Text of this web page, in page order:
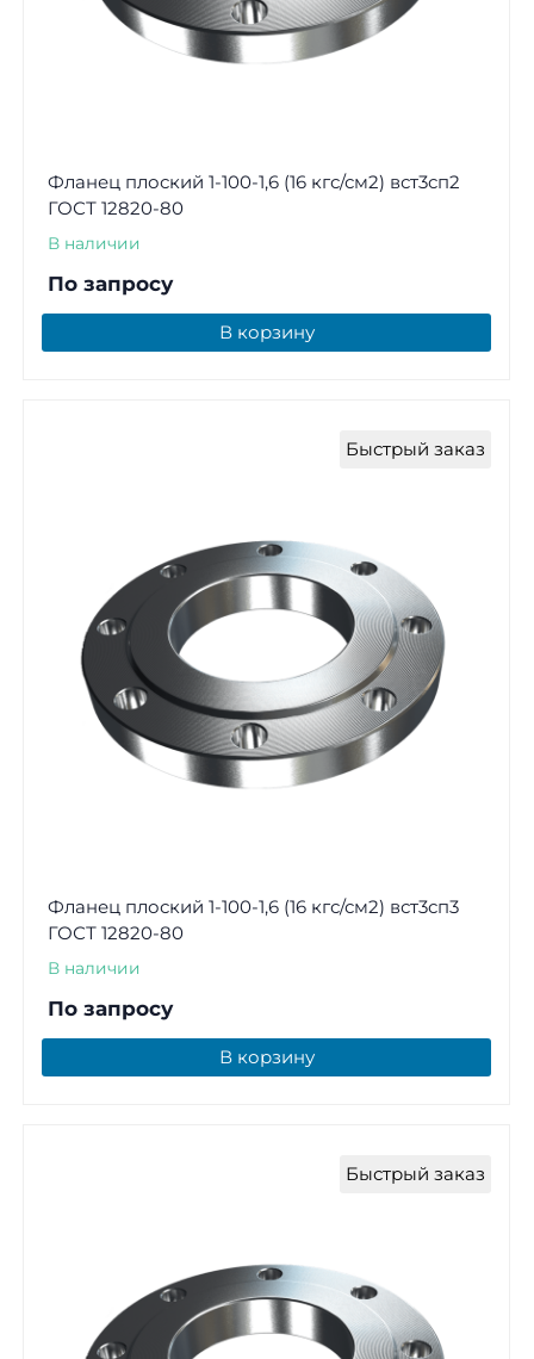
Фланец плоский 1-100-1,6 (16 кгс/см2) вст3сп2
ГОСТ 12820-80
В наличии
По запросу
В корзину
Быстрый заказ
Фланец плоский 1-100-1,6 (16 кгс/см2) вст3сп3
ГОСТ 12820-80
В наличии
По запросу
В корзину
Быстрый заказ